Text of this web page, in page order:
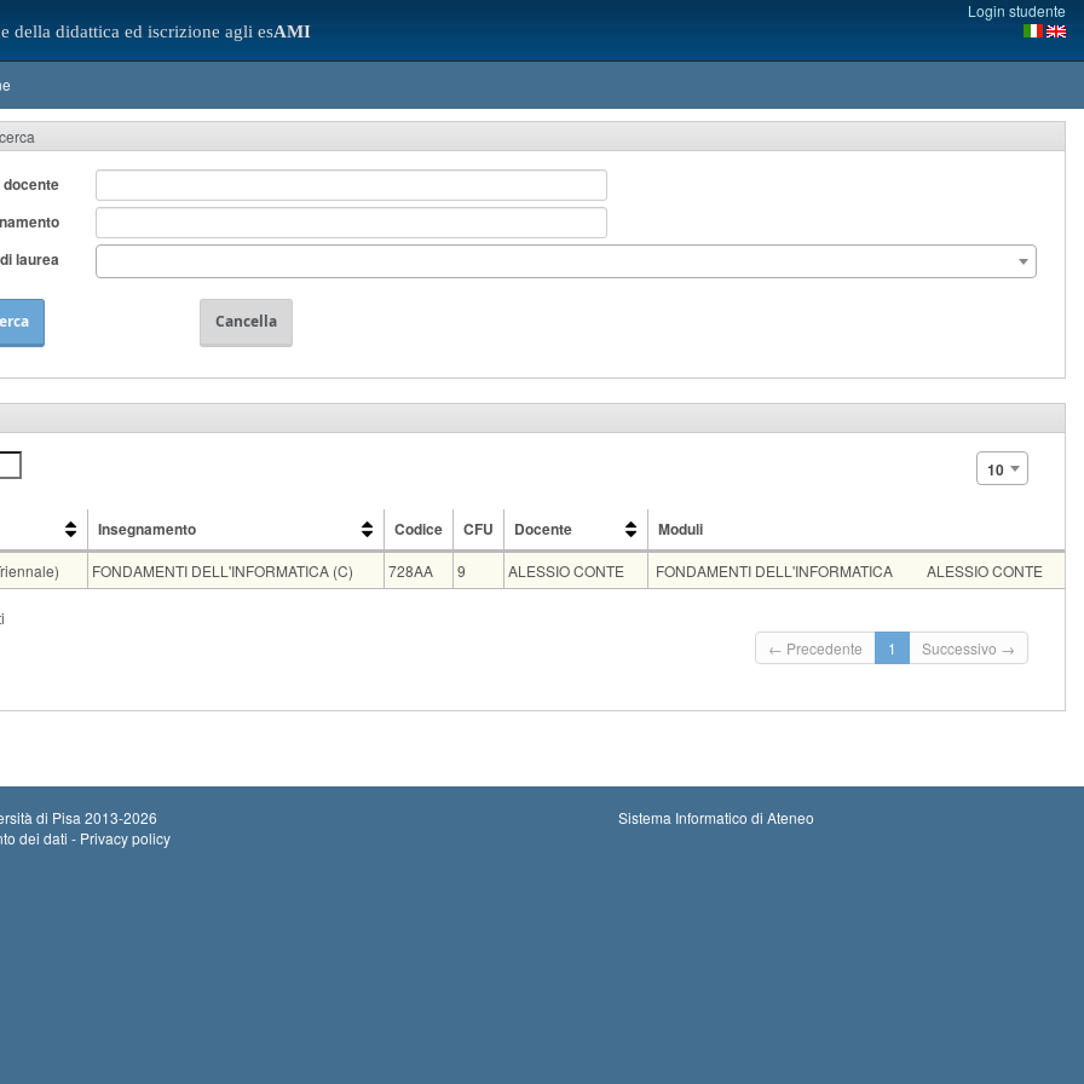
della didattica ed iscrizione agli esAMI
Login studente
docente
laurea
Cancella
10
Insegnamento Codice CFU Docente
Moduli
Insegnamento Codice Docente Moduli
FONDAMENTI DELL'INFORMATICA (C) 728AA 9 ALESSIO CONTE FONDAMENTI DELL'INFORMATICA ALESSIO CONTE
Iscrizioni chiuse
← Precedente
1 Successivo →
di Pisa 2013-2026
dei dati - Privacy policy
Sistema Informatico di Ateneo